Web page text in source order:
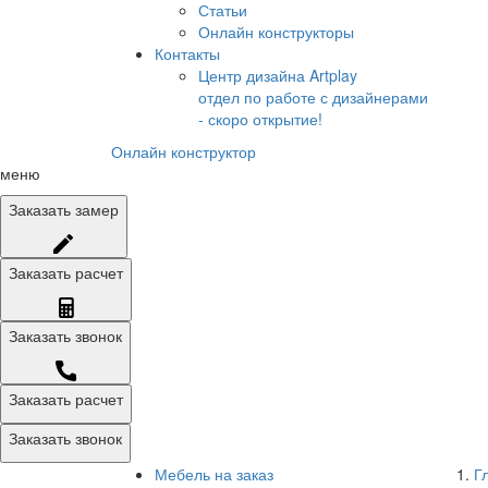
Статьи
Онлайн конструкторы
Контакты
Центр дизайна Artplay
отдел по работе с дизайнерами
- скоро открытие!
Онлайн конструктор
меню
Заказать замер
Заказать расчет
Заказать звонок
Заказать расчет
Заказать звонок
Мебель на заказ